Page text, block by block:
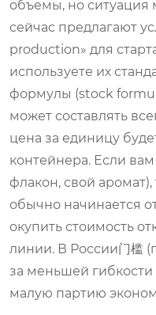
объемы, но ситуация
сейчас предлагают
production» для
используете их
формулы (stock
может составлять
цена за единицу
контейнера. Если
флакон, свой
обычно начинается
окупить стоимость
линии. В России门槛
за меньшей гибкости
малую партию